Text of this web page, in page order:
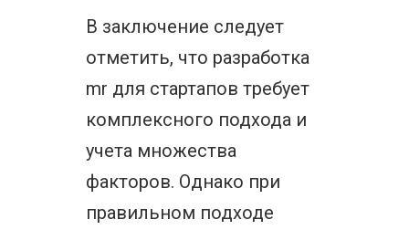
В заключение следует
отметить, что разработка
mr для стартапов требует
комплексного подхода и
учета множества
факторов. Однако при
правильном подходе